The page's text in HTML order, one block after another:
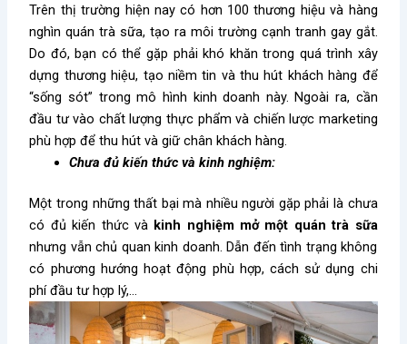
Trên thị trường hiện nay có hơn 100 thương hiệu và hàng
nghìn quán trà sữa, tạo ra môi trường cạnh tranh gay gắt.
Do đó, bạn có thể gặp phải khó khăn trong quá trình xây
dựng thương hiệu, tạo niềm tin và thu hút khách hàng để
“sống sót” trong mô hình kinh doanh này. Ngoài ra, cần
đầu tư vào chất lượng thực phẩm và chiến lược marketing
phù hợp để thu hút và giữ chân khách hàng.
Chưa đủ kiến thức và kinh nghiệm:
Một trong những thất bại mà nhiều người gặp phải là chưa
có đủ kiến thức và kinh nghiệm mở một quán trà sữa
nhưng vẫn chủ quan kinh doanh. Dẫn đến tình trạng không
có phương hướng hoạt động phù hợp, cách sử dụng chi
phí đầu tư hợp lý,…